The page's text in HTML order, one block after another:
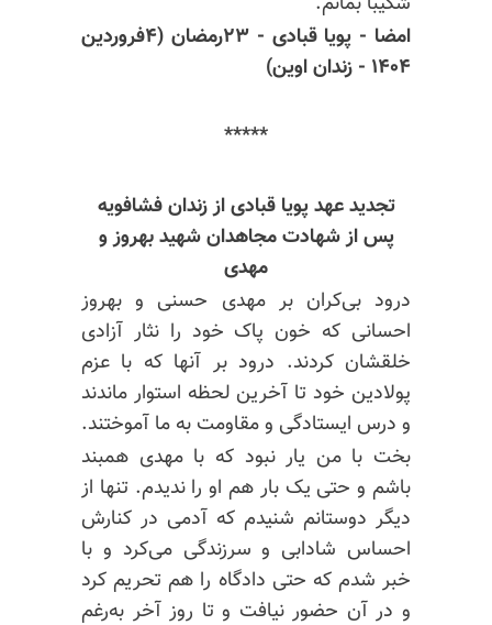
امضا - پویا قبادی - ۲۳رمضان (۴فروردین
۱۴۰۴ - زندان اوین)
*****
تجدید عهد پویا قبادی از زندان فشافویه
پس از شهادت مجاهدان شهید بهروز و
مهدی
درود بی‌کران بر مهدی حسنی و بهروز
احسانی که خون پاک خود را نثار آزادی
خلقشان کردند. درود بر آنها که با عزم
پولادین خود تا آخرین لحظه استوار ماندند
و درس ایستادگی و مقاومت به ما آموختند.
بخت با من یار نبود که با مهدی همبند
باشم و حتی یک بار هم او را ندیدم. تنها از
دیگر دوستانم شنیدم که آدمی در کنارش
احساس شادابی و سرزندگی می‌کرد و با
خبر شدم که حتی دادگاه را هم تحریم کرد
و در آن حضور نیافت و تا روز آخر به‌رغم